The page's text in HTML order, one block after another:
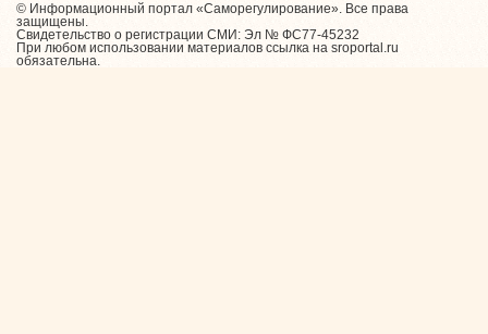
© Информационный портал «Саморегулирование». Все права
защищены.
Свидетельство о регистрации СМИ: Эл № ФС77-45232
При любом использовании материалов ссылка на sroportal.ru
обязательна.